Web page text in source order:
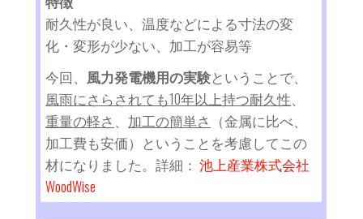
耐久性が良い、温度などによる寸法の変
化・変形が少ない、加工が容易等
今回、 風力発電機用の実験ということで、
風雨にさらされても10年以上持つ耐久性、
重量の軽さ 、 加工の簡単さ （金属に比べ、
加工費も安価）ということを考慮してこの
材になりました。詳細：池上産業株式会社
WoodWise